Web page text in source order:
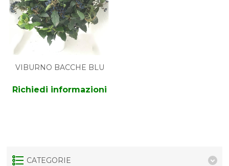
VIBURNO BACCHE BLU
Richiedi informazioni
CATEGORIE